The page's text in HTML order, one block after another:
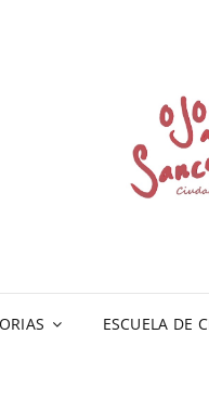
ESCUELA DE